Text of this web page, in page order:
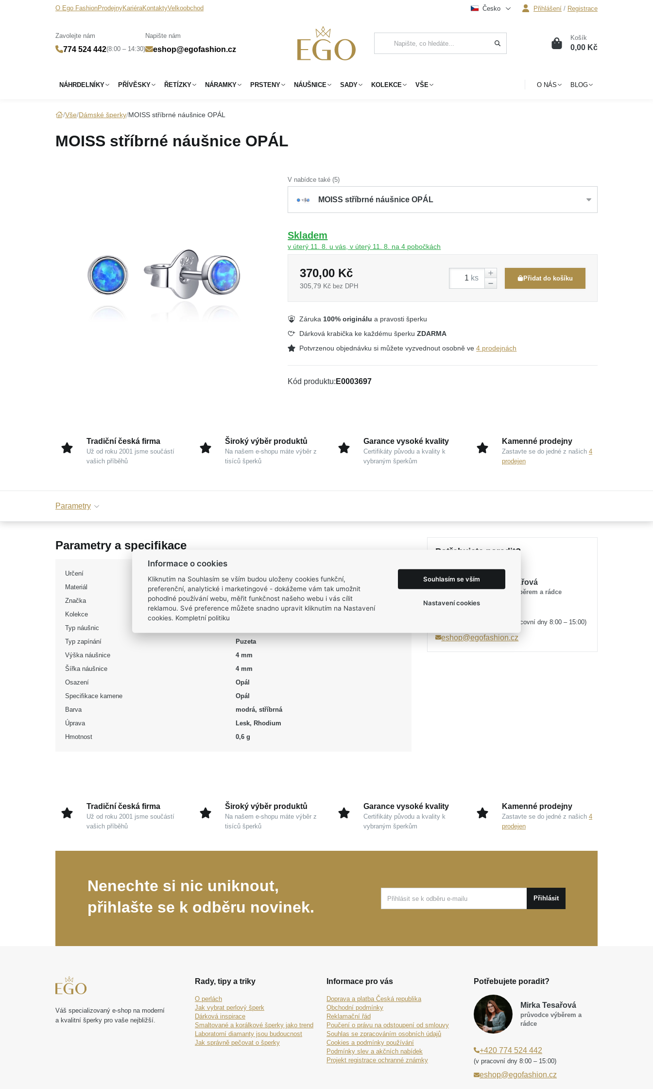
O Ego FashionProdejnyKariéraKontaktyVelkoobchod
Zavolejte nám
774 524 442(8:00 – 14:30)
Napište nám
eshop@egofashion.cz
Česko Přihlášení / Registrace
0 Košík
0,00 Kč
NÁHRDELNÍKY PŘÍVĚSKY ŘETÍZKY NÁRAMKY PRSTENY NÁUŠNICE SADY KOLEKCE VŠE O NÁS BLOG
Vše Dámské šperky MOISS stříbrné náušnice OPÁL
MOISS stříbrné náušnice OPÁL
V nabídce také (5)
MOISS stříbrné náušnice OPÁL
Skladem
v úterý 11. 8. u vás, v úterý 11. 8. na 4 pobočkách
370,00 Kč
305,79 Kč bez DPH
ks Přidat do košíku
Záruka 100% originálu a pravosti šperku
Dárková krabička ke každému šperkuZDARMA
Potvrzenou objednávku si můžete vyzvednout osobně ve4 prodejnách
Kód produktu E0003697
Tradiční česká firma
Už od roku 2001 jsme součástí
vašich příběhů
Široký výběr produktů
Na našem e-shopu máte výběr z
tisíců šperků
Garance vysoké kvality
Certifikáty původu a kvality k
vybraným šperkům
Kamenné prodejny
Zastavte se do jedné z našich 4
prodejen
Parametry
Parametry a specifikace
Určení
Materiál
Stříbro 925/1000
Značka
MOISS
Kolekce
Typ náušnic
Typ zapínání
Puzeta
Výška náušnice
4 mm
Šířka náušnice
4 mm
Osazení
Opál
Specifikace kamene
Opál
Barva
modrá, stříbrná
Úprava
Lesk, Rhodium
Hmotnost
0,6 g
Potřebujete poradit?
Mirka Tesařová
průvodce výběrem a rádce
(v pracovní dny 8:00 – 15:00)
eshop@egofashion.cz
Tradiční česká firma
Už od roku 2001 jsme součástí
vašich příběhů
Široký výběr produktů
Na našem e-shopu máte výběr z
tisíců šperků
Garance vysoké kvality
Certifikáty původu a kvality k
vybraným šperkům
Kamenné prodejny
Zastavte se do jedné z našich 4
prodejen
Nenechte si nic uniknout,
přihlašte se k odběru novinek.
Přihlásit
Váš specializovaný e-shop na moderní
a kvalitní šperky pro vaše nejbližší.
Rady, tipy a triky
O perlách
Jak vybrat perlový šperk
Dárková inspirace
Smaltované a korálkové šperky jako trend
Laboratorní diamanty jsou budoucnost
Jak správně pečovat o šperky
Informace pro vás
Doprava a platba Česká republika
Obchodní podmínky
Reklamační řád
Poučení o právu na odstoupení od smlouvy
Souhlas se zpracováním osobních údajů
Cookies a podmínky používání
Podmínky slev a akčních nabídek
Projekt registrace ochranné známky
Potřebujete poradit?
Mirka Tesařová
průvodce výběrem a
rádce
+420 774 524 442
(v pracovní dny 8:00 – 15:00)
eshop@egofashion.cz
Informace o cookies
Kliknutím na Souhlasím se vším budou uloženy cookies funkční,
preferenční, analytické i marketingové - dokážeme vám tak umožnit
pohodlné používání webu, měřit funkčnost našeho webu i vás cílit
reklamou. Své preference můžete snadno upravit kliknutím na Nastavení
cookies. Kompletní politiku
Souhlasím se vším
Nastavení cookies